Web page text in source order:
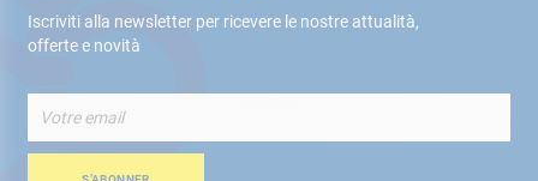
Iscriviti alla newsletter per ricevere le nostre attualità,
offerte e novità
alla
nostra
Newsletter: